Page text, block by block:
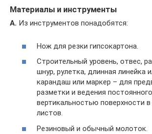
Материалы и инструменты
А. Из инструментов понадобятся:
Нож для резки гипсокартона.
Строительный уровень, отвес,
шнур, рулетка, длинная линейка
карандаш или маркер – для
разметки и ведения
вертикальностью поверхности
листов.
Резиновый и обычный молоток.